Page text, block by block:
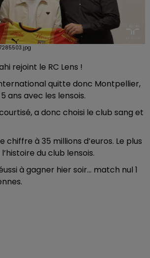
rejoint le RC Lens !
quitte donc Montpellier,
ans avec les lensois.
a donc choisi le club sang et
chiffre à 35 millions d’euros. Le plus
du club lensois.
à gagner hier soir... match nul 1